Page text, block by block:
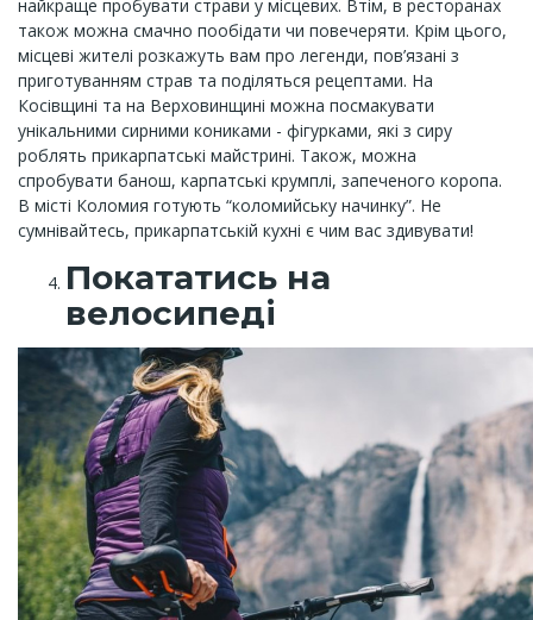
найкраще пробувати страви у місцевих. Втім, в ресторанах
також можна смачно пообідати чи повечеряти. Крім цього,
місцеві жителі розкажуть вам про легенди, пов’язані з
приготуванням страв та поділяться рецептами. На
Косівщині та на Верховинщині можна посмакувати
унікальними сирними кониками - фігурками, які з сиру
роблять прикарпатські майстрині. Також, можна
спробувати банош, карпатські крумплі, запеченого коропа.
В місті Коломия готують “коломийську начинку”. Не
сумнівайтесь, прикарпатській кухні є чим вас здивувати!
Покататись на
велосипеді